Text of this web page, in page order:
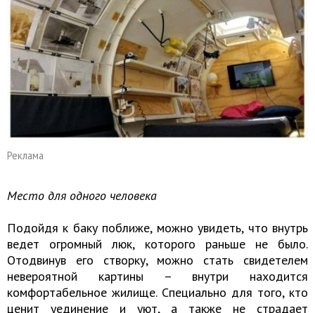
Реклама
Место для одного человека
Подойдя к баку поближе, можно увидеть, что внутрь
ведет огромный люк, которого раньше не было.
Отодвинув его створку, можно стать свидетелем
невероятной картины – внутри находится
комфортабельное жилище. Специально для того, кто
ценит уединение и уют, а также не страдает